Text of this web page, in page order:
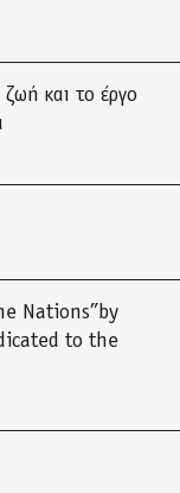
και το έργο
Nations”by
to the